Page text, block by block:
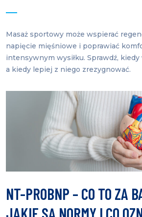
Masaż sportowy może wspierać
napięcie mięśniowe i poprawiać
intensywnym wysiłku. Sprawdź,
a kiedy lepiej z niego zrezygnować.
NT-PROBNP – CO TO ZA
JAKIE SĄ NORMY I CO